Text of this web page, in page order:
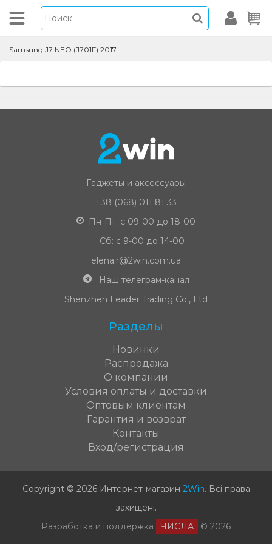
Samsung J7 NEO (J701F) 2017
Гаджеты и аксессуары
+38 (068) 011 81 33
Пн-Пт: с 09-00 до 18-00
Сб: с 9-00 до 14-00
elena.r@2win.com.ua
Наш телеграм-канал
Shenzhen Leader Trading Co., Ltd
Разделы
Новинки
Распродажа
О компании
Условия оплаты и доставки
Оптовым клиентам
Гарантия и возврат
Контакты
Вход/регистрация
Copyright © 2026 Интернет-магазин 2Win. Всі права
захищені.
Разработка и поддержка
ЧИСЛА © 2026